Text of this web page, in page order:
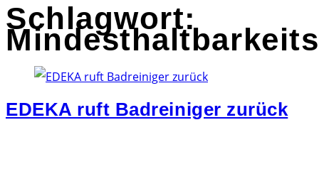
Schlagwort:
EDEKA ruft Badreiniger zurück